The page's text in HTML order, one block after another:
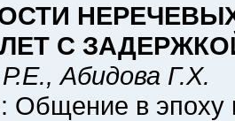
С
Абидова Г.Х.
Общение в эпоху